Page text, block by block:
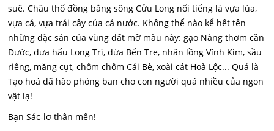
suê. Châu thổ đồng bằng sông Cửu Long nổi tiếng là vựa lúa,
vựa cá, vựa trái cây của cả nước. Không thể nào kể hết tên
những đặc sản của vùng đất mỡ màu này: gạo Nàng thơm cần
Đước, dưa hấu Long Trì, dừa Bến Tre, nhãn lồng Vĩnh Kim, sầu
riêng, măng cụt, chôm chôm Cái Bè, xoài cát Hoà Lộc... Quả là
Tạo hoá đã hào phóng ban cho con người quá nhiều của ngon
vật lạ!
Bạn Sác-lơ thân mến!